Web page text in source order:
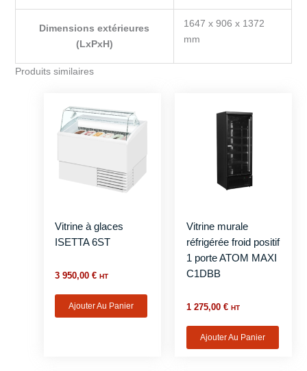
Dimensions extérieures
(LxPxH)
1647 x 906 x 1372
mm
Produits similaires
Vitrine à glaces
ISETTA 6ST
3 950,00€ HT
Ajouter Au Panier
Vitrine murale
réfrigérée froid positif
1 porte ATOM MAXI
C1DBB
1 275,00 € HT
Ajouter Au Panier